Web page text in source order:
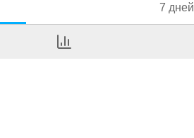
7 дней